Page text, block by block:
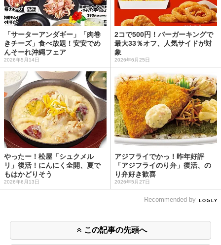
「サーターアンダギー」「肉巻
きチーズ」食べ放題！安安でめ
んそーれ沖縄フェア
2026年5月14日
2コで500円！バーガーキングで
最大33％オフ、人気サイドが対
象
2026年6月25日
やったー！松屋「シュクメル
リ」復活！にんにく全開、夏で
もはかどりそう
2026年6月13日
アジフライでかっ！昨年好評
「アジフライのり弁」復活、の
り弁好き歓喜
2026年5月27日
Recommended by
この記事の先頭へ